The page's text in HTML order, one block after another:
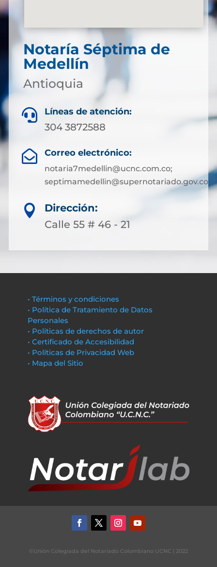
Notaría Séptima de
Medellín
Antioquia
 Líneas de atención:
304 3872588
 Correo electrónico:
notaria7medellin@ucnc.com.co;
septimamedellin@supernotariado.gov.co

Dirección:
Calle 55 # 46 - 21
• Términos y condiciones
• Política de Tratamiento de Datos
Personales
• Políticas de derechos de autor
• Certificado de Accesibilidad
• Políticas de Privacidad Web
• Mapa del Sitio
©Unión Colegiada del Notariado Colombiano UCNC | 2022